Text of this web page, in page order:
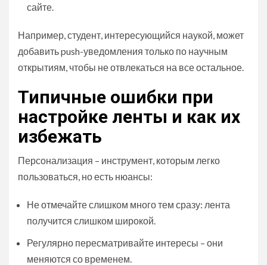
сайте.
Например, студент, интересующийся наукой, может
добавить push-уведомления только по научным
открытиям, чтобы не отвлекаться на все остальное.
Типичные ошибки при
настройке ленты и как их
избежать
Персонализация – инструмент, которым легко
пользоваться, но есть нюансы:
Не отмечайте слишком много тем сразу: лента
получится слишком широкой.
Регулярно пересматривайте интересы – они
меняются со временем.